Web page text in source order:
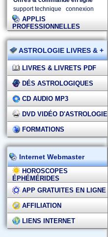
support technique
connexion
APPLIS
PROFESSIONNELLES
ASTROLOGIE LIVRES & +
LIVRES & LIVRETS PDF
DÉS ASTROLOGIQUES
CD AUDIO MP3
DVD VIDÉO D'ASTROLOGIE
FORMATIONS
Internet Webmaster
HOROSCOPES
ÉPHÉMÉRIDES
APP GRATUITES EN LIGNE
AFFILIATION
LIENS INTERNET